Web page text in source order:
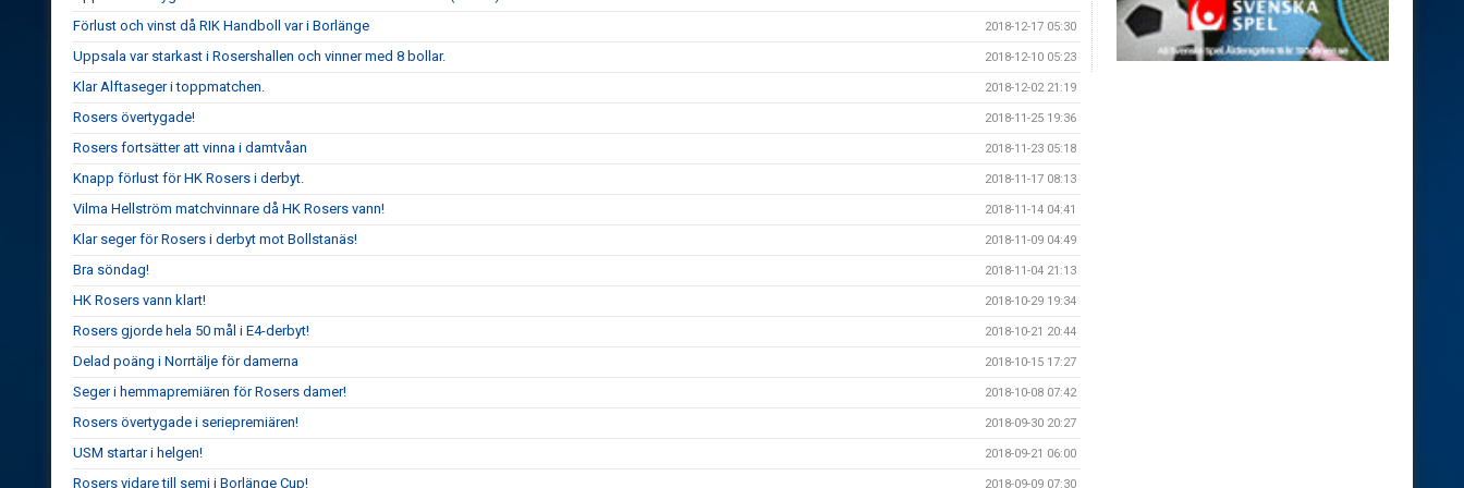
Förlust och vinst då RIK Handboll var i Borlänge 2018-12-17 05:30
Uppsala var starkast i Rosershallen och vinner med 8 bollar. 2018-12-10 05:23
Klar Alftaseger i toppmatchen. 2018-12-02 21:19
Rosers övertygade! 2018-11-25 19:36
Rosers fortsätter att vinna i damtvåan 2018-11-23 05:18
Knapp förlust för HK Rosers i derbyt. 2018-11-17 08:13
Vilma Hellström matchvinnare då HK Rosers vann! 2018-11-14 04:41
Klar seger för Rosers i derbyt mot Bollstanäs! 2018-11-09 04:49
Bra söndag! 2018-11-04 21:13
HK Rosers vann klart! 2018-10-29 19:34
Rosers gjorde hela 50 mål i E4-derbyt! 2018-10-21 20:44
Delad poäng i Norrtälje för damerna 2018-10-15 17:27
Seger i hemmapremiären för Rosers damer! 2018-10-08 07:42
Rosers övertygade i seriepremiären! 2018-09-30 20:27
USM startar i helgen! 2018-09-21 06:00
Rosers vidare till semi i Borlänge Cup! 2018-09-09 07:30